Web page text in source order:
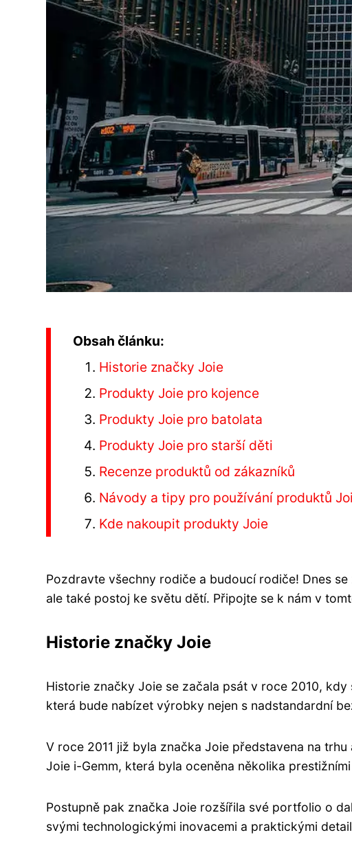
Obsah článku:
Historie značky Joie
Produkty Joie pro kojence
Produkty Joie pro batolata
Produkty Joie pro starší děti
Recenze produktů od zákazníků
Návody a tipy pro používání produktů
Kde nakoupit produkty Joie
Pozdravte všechny rodiče a budoucí rodiče! Dnes
ale také postoj ke světu dětí. Připojte se k nám v
Historie značky Joie
Historie značky Joie se začala psát v roce 2010,
která bude nabízet výrobky nejen s nadstandardní
V roce 2011 již byla značka Joie představena na
Joie i-Gemm, která byla oceněna několika
Postupně pak značka Joie rozšířila své portfolio o
svými technologickými inovacemi a praktickými